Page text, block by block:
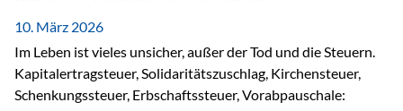
Webinare nun für die…
10. März 2026
Im Leben ist vieles unsicher, außer der Tod und die Steuern.
Kapitalertragsteuer, Solidaritätszuschlag, Kirchensteuer,
Schenkungssteuer, Erbschaftssteuer, Vorabpauschale: